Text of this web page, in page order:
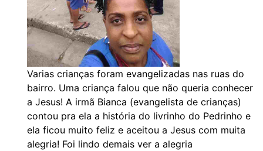
Varias crianças foram evangelizadas nas ruas do
bairro. Uma criança falou que não queria conhecer
a Jesus! A irmã Bianca (evangelista de crianças)
contou pra ela a história do livrinho do Pedrinho e
ela ficou muito feliz e aceitou a Jesus com muita
alegria! Foi lindo demais ver a alegria